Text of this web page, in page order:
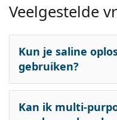
Veelgestelde
Kun je saline
gebruiken?
Kan ik multi-